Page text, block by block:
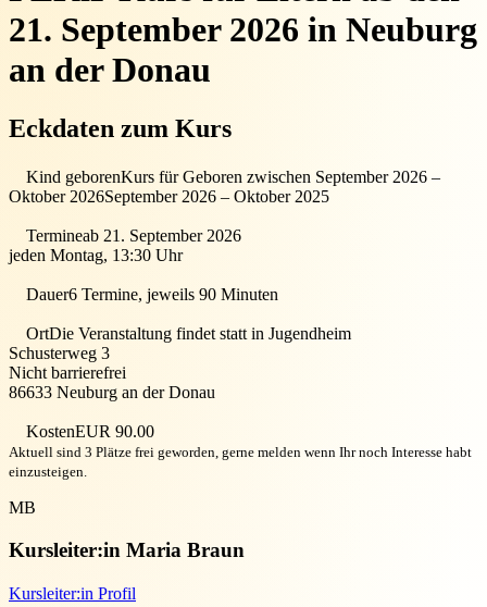
21. September 2026 in Neuburg
an der Donau
Eckdaten zum Kurs
Kind geborenKurs für Geboren zwischen September 2026 –
Oktober 2026September 2026 – Oktober 2025
Termineab 21. September 2026
jeden Montag, 13:30 Uhr
Dauer6 Termine, jeweils 90 Minuten
OrtDie Veranstaltung findet statt in Jugendheim
Schusterweg 3
Nicht barrierefrei
86633 Neuburg an der Donau
KostenEUR 90.00
Aktuell sind 3 Plätze frei geworden, gerne melden wenn Ihr noch Interesse habt
einzusteigen.
MB
Kursleiter:in Maria Braun
Kursleiter:in Profil